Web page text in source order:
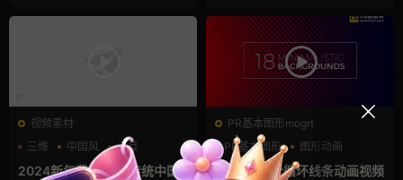
视频素材
三维
中国风 元旦
2024新年背景素材 传统中国
PR基本图形mogrt
PR基本图形
图形动画
游戏风
Pr转场 18个循环线条动画视频